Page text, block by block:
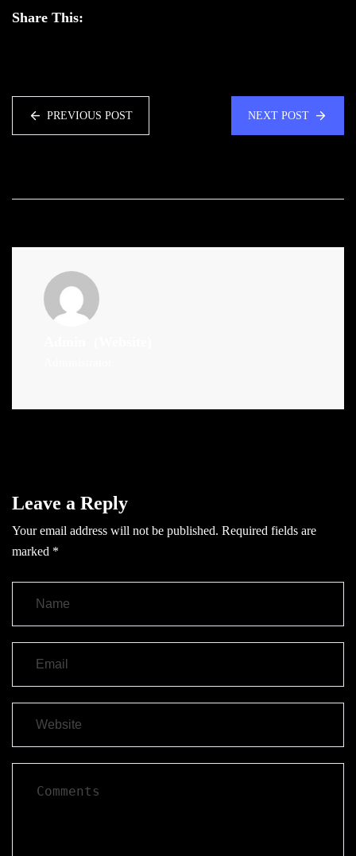
Share This:
PREVIOUS POST NEXT POST
Leave a Reply
Your email address will not be published. Required fields are
marked *